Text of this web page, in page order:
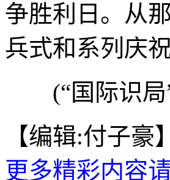
争胜利日。从
兵式和系列庆
(“国际识局
【编辑:付子豪】
更多精彩内容